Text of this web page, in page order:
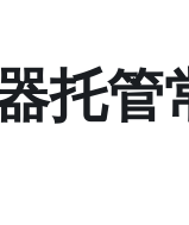
托管